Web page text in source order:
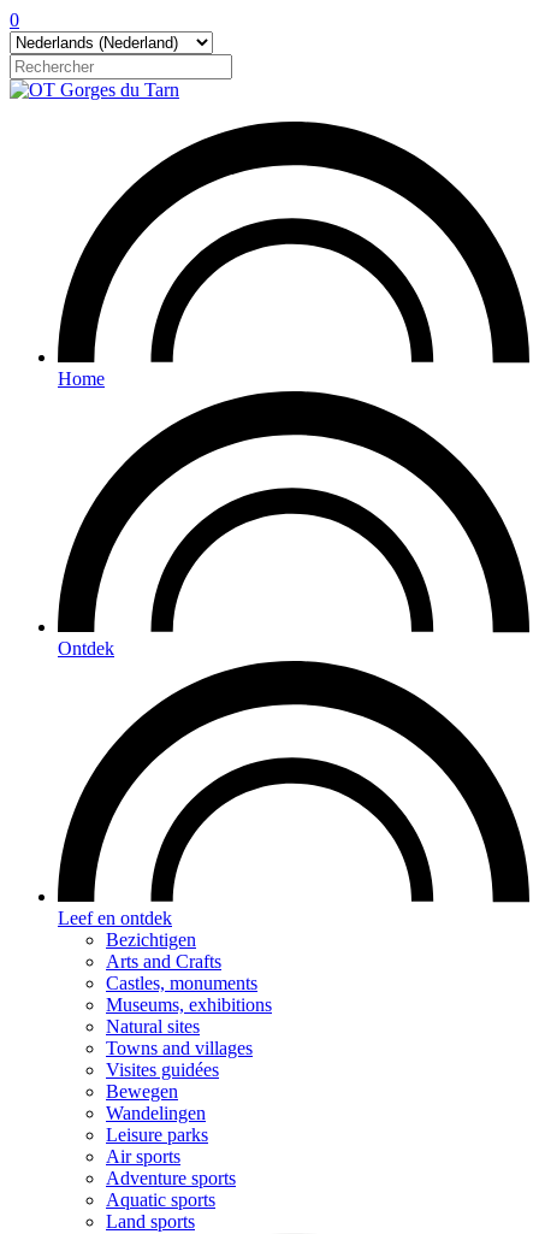
0
Home
Ontdek
Leef en ontdek
Bezichtigen
Arts and Crafts
Castles, monuments
Museums, exhibitions
Natural sites
Towns and villages
Visites guidées
Bewegen
Wandelingen
Leisure parks
Air sports
Adventure sports
Aquatic sports
Land sports